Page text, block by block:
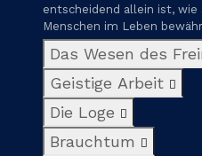
entscheidend allein ist,
Menschen im Leben
Das Wesen des
Geistige Arbeit
Die Loge
Brauchtum